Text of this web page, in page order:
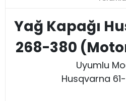
Yağ Kapağı
268-380
Uyumlu
Husqvarna